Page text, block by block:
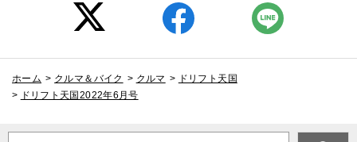
ホーム > クルマ＆バイク > クルマ > ドリフト天国
> ドリフト天国2022年6月号